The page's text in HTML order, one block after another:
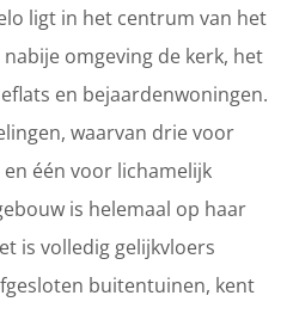
ligt in het centrum van het
omgeving de kerk, het
en bejaardenwoningen.
waarvan drie voor
één voor lichamelijk
is helemaal op haar
is volledig gelijkvloers
buitentuinen, kent